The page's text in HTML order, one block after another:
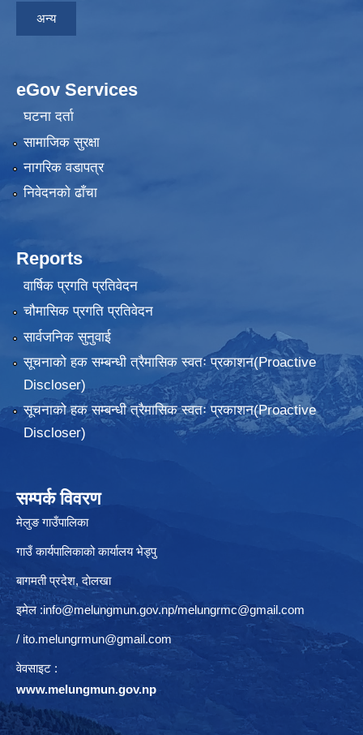
अन्य
eGov Services
घटना दर्ता
सामाजिक सुरक्षा
नागरिक वडापत्र
निवेदनकाे ढाँचा
Reports
वार्षिक प्रगति प्रतिवेदन
चौमासिक प्रगति प्रतिवेदन
सार्वजनिक सुनुवाई
सूचनाको हक सम्बन्धी त्रैमासिक स्वतः प्रकाशन(Proactive
Discloser)
सूचनाको हक सम्बन्धी त्रैमासिक स्वतः प्रकाशन(Proactive
Discloser)
सम्पर्क विवरण
मेलुङ गाउँपालिका
गाउँ कार्यपालिकाको कार्यालय भेड्पु
बागमती प्रदेश, दाेलखा
इमेल :info@melungmun.gov.np/melungrmc@gmail.com
/ ito.melungrmun@gmail.com
वेवसाइट :
www.melungmun.gov.np